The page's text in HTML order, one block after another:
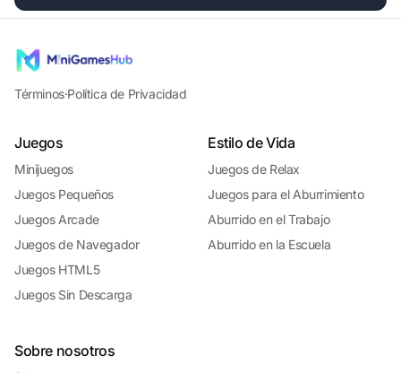
Play Solitaire Puzzle 2048 online free. 2048 game, no
Términos·Política de Privacidad
Juegos
Minijuegos
Juegos Pequeños
Juegos Arcade
Juegos de Navegador
Juegos HTML5
Juegos Sin Descarga
Estilo de Vida
Juegos de Relax
Juegos para el Aburrimiento
Aburrido en el Trabajo
Aburrido en la Escuela
Sobre nosotros